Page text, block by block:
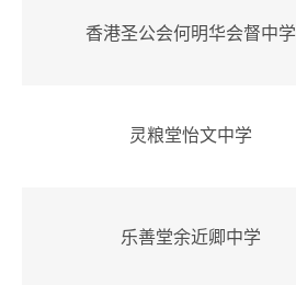
香港圣公会何明华会督中学
灵粮堂怡文中学
乐善堂余近卿中学